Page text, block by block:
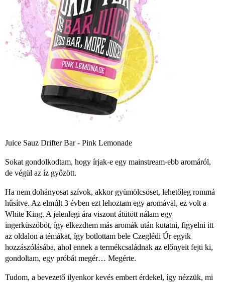
Juice Sauz Drifter Bar - Pink Lemonade
Sokat gondolkodtam, hogy írjak-e egy mainstream-ebb aromáról,
de végül az íz győzött.
Ha nem dohányosat szívok, akkor gyümölcsöset, lehetőleg rommá
hűsítve. Az elmúlt 3 évben ezt lehoztam egy aromával, ez volt a
White King. A jelenlegi ára viszont átütött nálam egy
ingerküszöböt, így elkezdtem más aromák után kutatni, figyelni itt
az oldalon a témákat, így botlottam bele Czeglédi Úr egyik
hozzászólásába, ahol ennek a termékcsaládnak az előnyeit fejti ki,
gondoltam, egy próbát megér… Megérte.
Tudom, a bevezető ilyenkor kevés embert érdekel, így nézzük, mi